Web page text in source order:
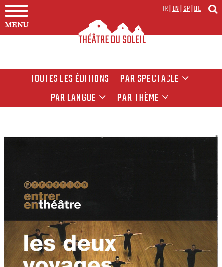
MENU
FR|EN|SP|DE
TOUTES LES ÉDITIONS
PAR SPECTACLE
PAR LANGUE
PAR THÈME